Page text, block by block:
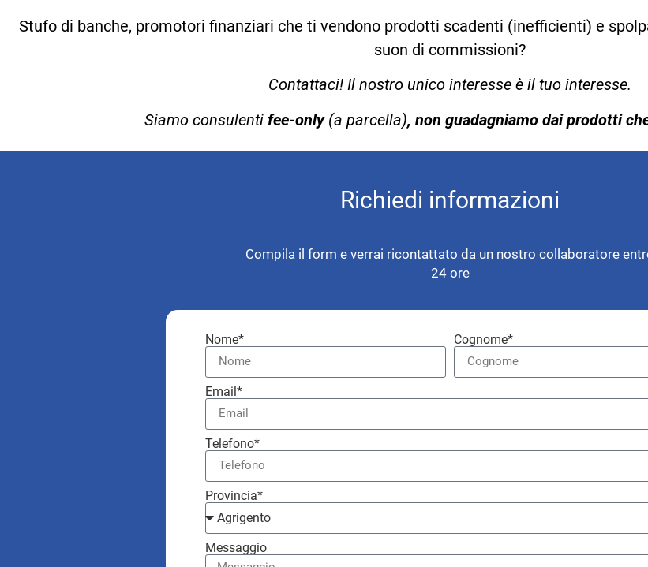
Stufo di banche, promotori finanziari che ti vendono prodotti scadenti (inefficienti) e
suon di commissioni?
Contattaci! Il nostro unico interesse è il tuo interesse.
Siamo consulentifee-only (a parcella), non guadagniamo dai prodotti
Richiedi informazioni
Compila il form e verrai ricontattato da un nostro collaboratore
24 ore
Nome* Cognome*
Email*
Telefono*
Provincia*
Messaggio